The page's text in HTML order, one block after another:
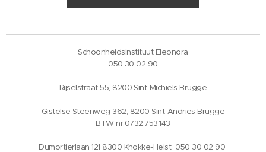
Schoonheidsinstituut Eleonora
050 30 02 90
Rijselstraat 55, 8200 Sint-Michiels Brugge
Gistelse Steenweg 362, 8200 Sint-Andries Brugge
BTW nr.0732.753.143
Dumortierlaan 121 8300 Knokke-Heist 050 30 02 90